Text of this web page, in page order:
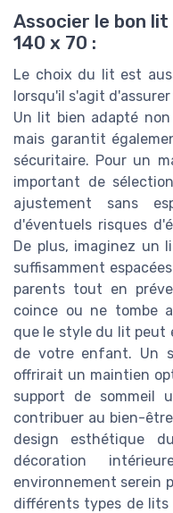
Associer le bon
140 x 70 :
Le choix du lit est
lorsqu'il s'agit
Un lit bien adapté
mais garantit
sécuritaire. Pour un
important de
ajustement sans
d'éventuels risques
De plus, imaginez un
suffisamment
parents tout en
coince ou ne tombe
que le style du lit peut
de votre enfant. Un
offrirait un maintien
support de sommeil
contribuer au bien-
design esthétique
décoration
environnement serein
différents types de lits